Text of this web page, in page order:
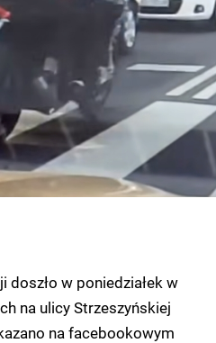
doszło w poniedziałek w
na ulicy Strzeszyńskiej
na facebookowym